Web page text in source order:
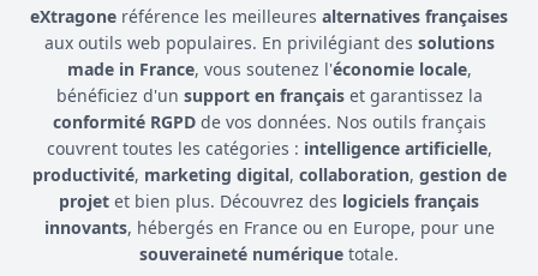
eXtragone référence les meilleures alternatives françaises
aux outils web populaires. En privilégiant des solutions
made in France, vous soutenez l'économie locale,
bénéficiez d'un support en françaiset garantissez la
conformité RGPDde vos données. Nos outils français
couvrent toutes les catégories : intelligence artificielle,
productivité, marketing digital, collaboration, gestion de
projet et bien plus. Découvrez des logiciels français
innovants, hébergés en France ou en Europe, pour une
souveraineté numérique totale.